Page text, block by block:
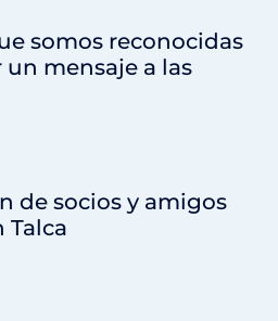
somos reconocidas
mensaje a las
de socios y amigos
Talca